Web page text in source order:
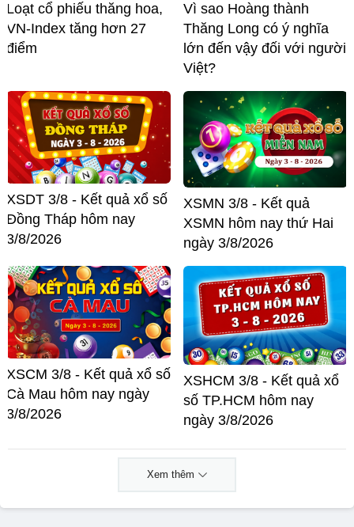
Loạt cổ phiếu thăng hoa,
VN-Index tăng hơn 27
điểm
Vì sao Hoàng thành
Thăng Long có ý nghĩa
lớn đến vậy đối với người
Việt?
XSDT 3/8 - Kết quả xổ số
Đồng Tháp hôm nay
3/8/2026
XSMN 3/8 - Kết quả
XSMN hôm nay thứ Hai
ngày 3/8/2026
XSCM 3/8 - Kết quả xổ số
Cà Mau hôm nay ngày
3/8/2026
XSHCM 3/8 - Kết quả xổ
số TP.HCM hôm nay
ngày 3/8/2026
Xem thêm